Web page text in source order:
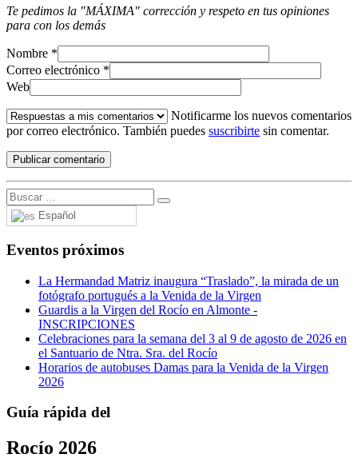
Te pedimos la "MÁXIMA" corrección y respeto en tus opiniones
para con los demás
Nombre *
Correo electrónico *
Web
Notificarme los nuevos comentarios
por correo electrónico. También puedes suscribirte sin comentar.
Español
Eventos próximos
La Hermandad Matriz inaugura “Traslado”, la mirada de un
fotógrafo portugués a la Venida de la Virgen
Guardis a la Virgen del Rocío en Almonte -
INSCRIPCIONES
Celebraciones para la semana del 3 al 9 de agosto de 2026 en
el Santuario de Ntra. Sra. del Rocío
Horarios de autobuses Damas para la Venida de la Virgen
2026
Guía rápida del
Rocío 2026